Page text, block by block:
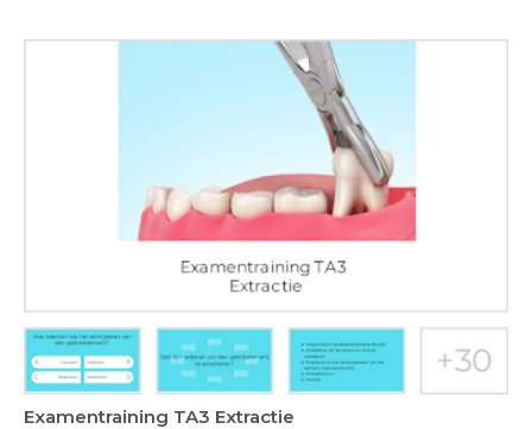
Examentraining TA3 Extractie